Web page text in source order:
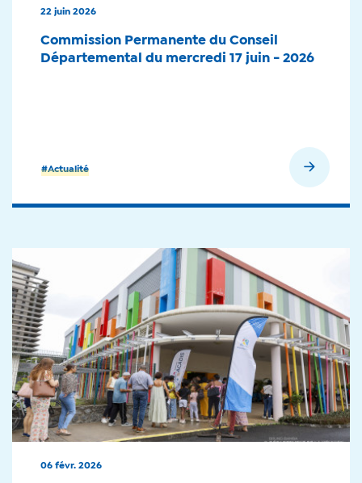
#Actualité
22 juin 2026
Commission Permanente du Conseil
Départemental du mercredi 17 juin - 2026
06 févr. 2026